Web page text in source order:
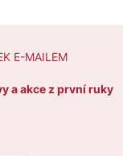
E-MAILEM
a akce z první ruky